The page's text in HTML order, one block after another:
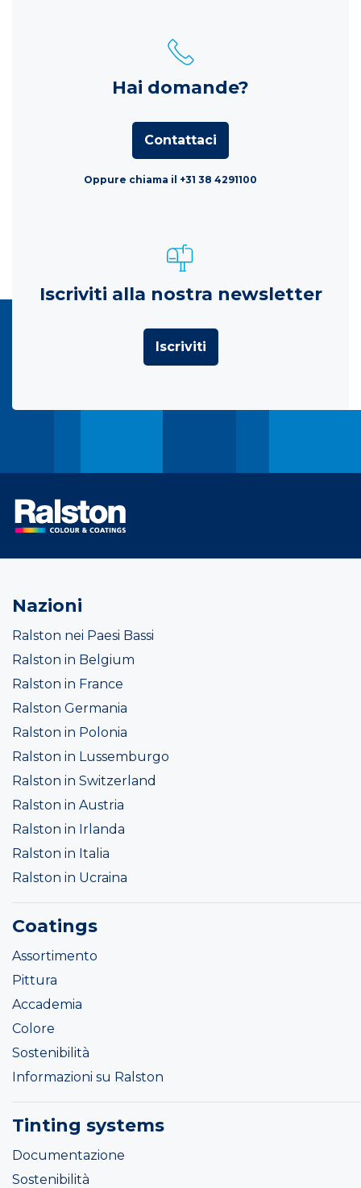
Hai domande?
Contattaci
Oppure chiama il +31 38 4291100
Iscriviti alla nostra newsletter
Iscriviti
Nazioni
Ralston nei Paesi Bassi
Ralston in Belgium
Ralston in France
Ralston Germania
Ralston in Polonia
Ralston in Lussemburgo
Ralston in Switzerland
Ralston in Austria
Ralston in Irlanda
Ralston in Italia
Ralston in Ucraina
Coatings
Assortimento
Pittura
Accademia
Colore
Sostenibilità
Informazioni su Ralston
Tinting systems
Documentazione
Sostenibilità